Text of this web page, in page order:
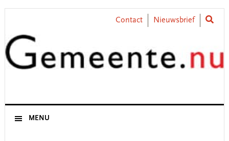
Skip
primary
navigation
Skip
content
Skip
primary
sidebar
Skip
footer
Contact Nieuwsbrief
MENU